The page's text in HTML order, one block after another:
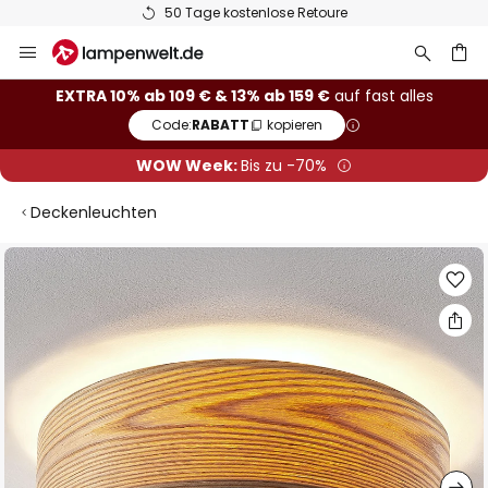
50 Tage kostenlose Retoure
Inhalt
springen
EXTRA 10% ab 109 € & 13% ab 159 €auf fast alles
Code:RABATT kopieren
WOW Week:Bis zu -70%
Deckenleuchten
Zum
Ende
der
Bildgalerie
springen